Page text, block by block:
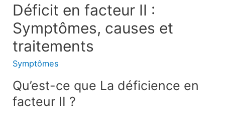
Déficit en facteur II :
Symptômes, causes et
traitements
Symptômes
Qu’est-ce que La déficience en
facteur II ?